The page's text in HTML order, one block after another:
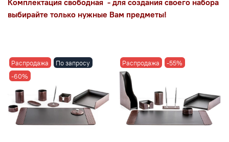
выбирайте только нужные Вам предметы!
Распродажа
По запросу
-60%
Распродажа -55%